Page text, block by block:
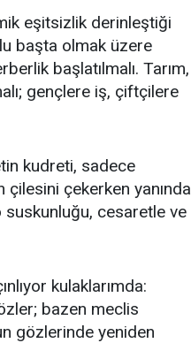
eşitsizlik derinleştiği
başta olmak üzere
başlatılmalı. Tarım,
gençlere iş, çiftçilere
kudreti, sadece
çilesini çekerken yanında
cesaretle ve
kulaklarımda:
bazen meclis
gözlerinde yeniden